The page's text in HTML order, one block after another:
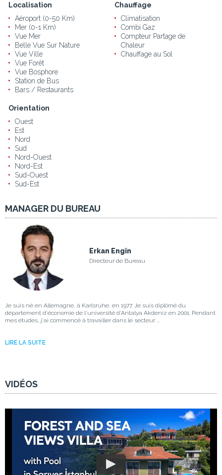
Localisation
Aéroport (0-50 Km)
Mer (0-1 Km)
Vue Mer
Belle Vue Sur Nature
Vue Ville
Vue Forêt
Vue Bosphore
Station de Bus
Bars / Restaurants
Chauffage
Climatisation
Combi Gaz
Compteur Partage de
Chaleur
Chauffage au Sol
Orientation
Ouest
Est
Nord
Sud
Nord-Ouest
Nord-Est
Sud-Ouest
Sud-Est
MANAGER DU BUREAU
Erkan Engin
Directeur de Bureau
Je suis né en Allemagne, à Karlsruhe, en 1977. Je suis diplômé du
département d'économie de l'université d'Antalya Akdeniz en 2001. Pendant
mes études, j'ai commencé à travailler dans le secteur ...
LIRE LA SUITE
VIDÉOS